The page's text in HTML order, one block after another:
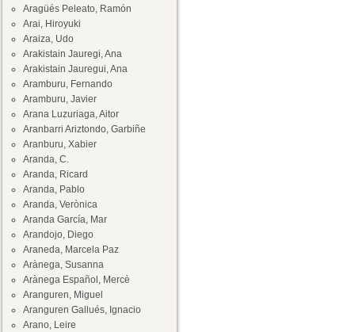
Aragüés Peleato, Ramón
Arai, Hiroyuki
Araiza, Udo
Arakistain Jauregi, Ana
Arakistain Jauregui, Ana
Aramburu, Fernando
Aramburu, Javier
Arana Luzuriaga, Aitor
Aranbarri Ariztondo, Garbiñe
Aranburu, Xabier
Aranda, C.
Aranda, Ricard
Aranda, Pablo
Aranda, Verònica
Aranda García, Mar
Arandojo, Diego
Araneda, Marcela Paz
Arànega, Susanna
Arànega Español, Mercè
Aranguren, Miguel
Aranguren Gallués, Ignacio
Arano, Leire